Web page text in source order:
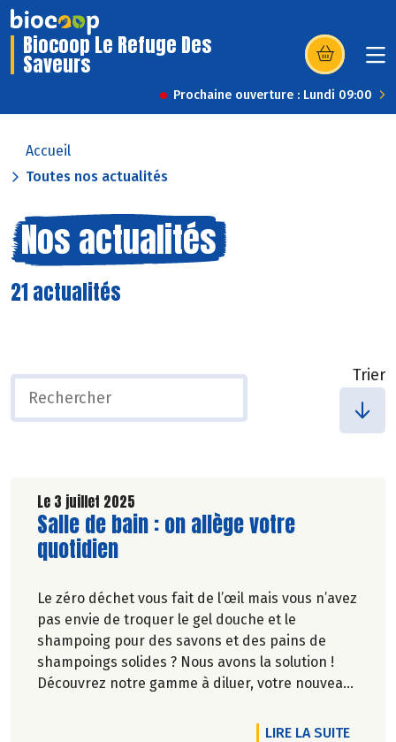
Biocoop Le Refuge Des
Saveurs (s’ouvre dans
Prochaine ouverture : Lundi 09:00
Accueil
Toutes nos actualités
Nos actualités
21 actualités
Trier
Le 3 juillet 2025
Lire la suite de l'article
Salle de bain : on allège votre
quotidien
Le zéro déchet vous fait de l’œil mais vous n’avez
pas envie de troquer le gel douche et le
shampoing pour des savons et des pains de
shampoings solides ? Nous avons la solution !
Découvrez notre gamme à diluer, votre nouveau
LIRE LA SUITEDE